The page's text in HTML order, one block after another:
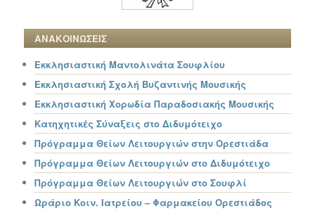
ΑΝΑΚΟΙΝΩΣΕΙΣ
Εκκλησιαστική Μαντολινάτα Σουφλίου
Εκκλησιαστική Σχολή Βυζαντινής Μουσικής
Εκκλησιαστική Χορωδία Παραδοσιακής Μουσικής
Κατηχητικές Σύναξεις στο Διδυμότειχο
Πρόγραμμα Θείων Λειτουργιών στην Ορεστιάδα
Πρόγραμμα Θείων Λειτουργιών στο Διδυμότειχο
Πρόγραμμα Θείων Λειτουργιών στο Σουφλί
Ωράριο Κοιν. Ιατρείου – Φαρμακείου Ορεστιάδος